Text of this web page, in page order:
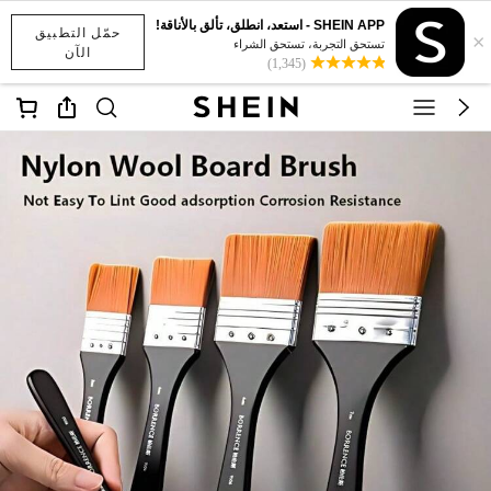
حمّل التطبيق
الآن
×
SHEIN APP - استعد، انطلق، تألق بالأناقة!
تستحق التجربة، تستحق الشراء
(1,345)